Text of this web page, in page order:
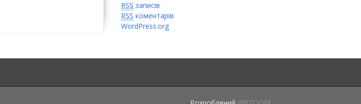
RSS записів
RSS коментарів
WordPress.org